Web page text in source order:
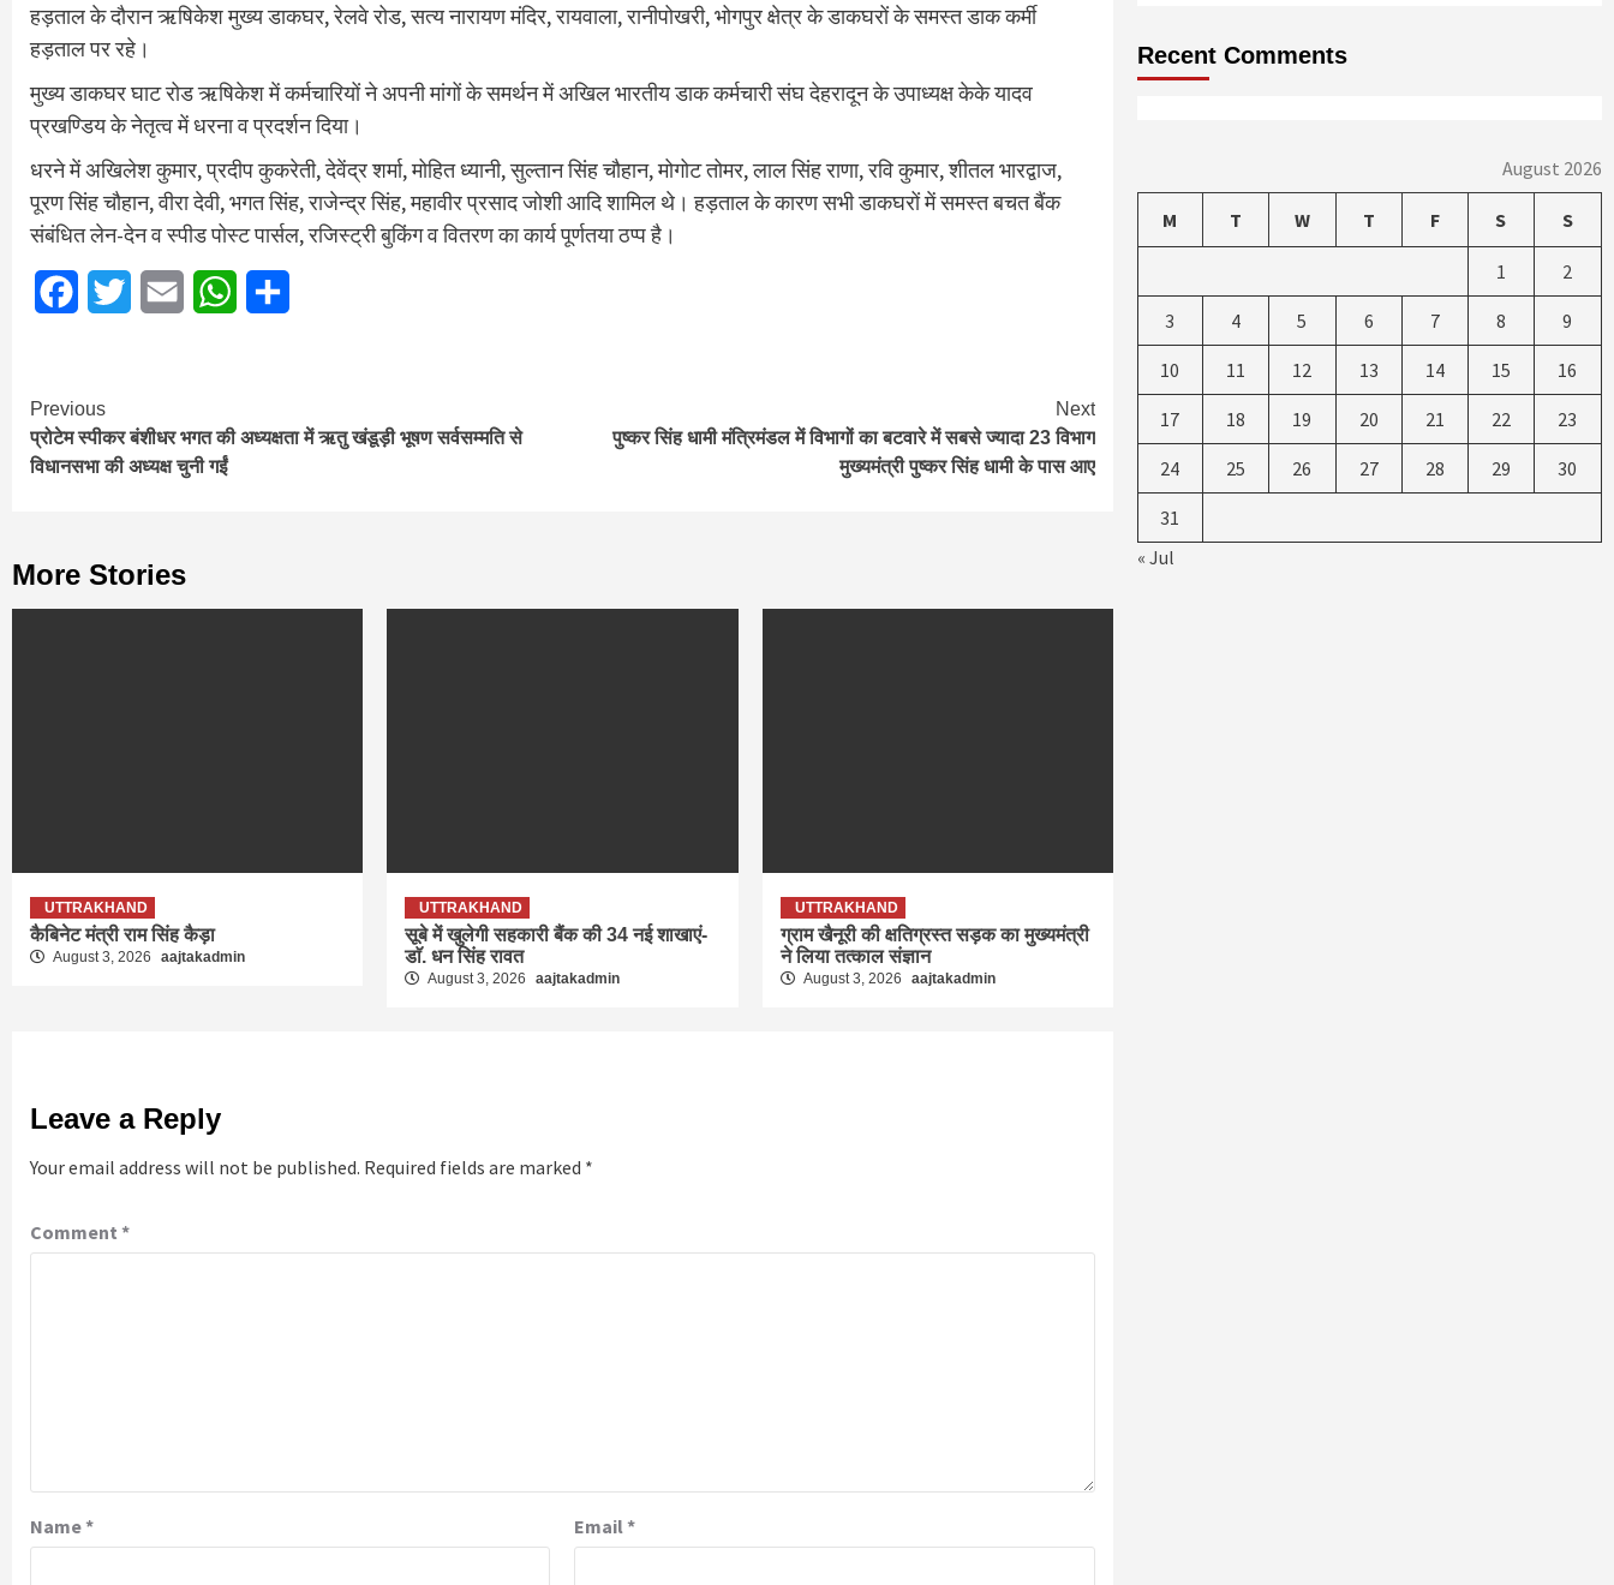
हड़ताल के दौरान ऋषिकेश मुख्य डाकघर, रेलवे रोड, सत्य नारायण मंदिर, रायवाला, रानीपोखरी, भोगपुर क्षेत्र के डाकघरों के समस्त डाक कर्मी
हड़ताल पर रहे।
मुख्य डाकघर घाट रोड ऋषिकेश में कर्मचारियों ने अपनी मांगों के समर्थन में अखिल भारतीय डाक कर्मचारी संघ देहरादून के उपाध्यक्ष केके यादव
प्रखण्डिय के नेतृत्व में धरना व प्रदर्शन दिया।
धरने में अखिलेश कुमार, प्रदीप कुकरेती, देवेंद्र शर्मा, मोहित ध्यानी, सुल्तान सिंह चौहान, मोगोट तोमर, लाल सिंह राणा, रवि कुमार, शीतल भारद्वाज,
पूरण सिंह चौहान, वीरा देवी, भगत सिंह, राजेन्द्र सिंह, महावीर प्रसाद जोशी आदि शामिल थे। हड़ताल के कारण सभी डाकघरों में समस्त बचत बैंक
संबंधित लेन-देन व स्पीड पोस्ट पार्सल, रजिस्ट्री बुकिंग व वितरण का कार्य पूर्णतया ठप्प है।
FacebookTwitter Email WhatsApp
Continue
Reading
Previous
प्रोटेम स्पीकर बंशीधर भगत की अध्यक्षता में ऋतु खंडूड़ी भूषण सर्वसम्मति से
विधानसभा की अध्यक्ष चुनी गईं
Next
पुष्कर सिंह धामी मंत्रिमंडल में विभागों का बटवारे में स‍बसे ज्‍यादा 23 विभाग
मुख्‍यमंत्री पुष्‍कर सिंह धामी के पास आए
More Stories
UTTRAKHAND
कैबिनेट मंत्री राम सिंह कैड़ा
August 3, 2026 aajtakadmin
UTTRAKHAND
सूबे में खुलेगी सहकारी बैंक की 34 नई शाखाएं-
डाॅ. धन सिंह रावत
August 3, 2026 aajtakadmin
UTTRAKHAND
ग्राम खैनूरी की क्षतिग्रस्त सड़क का मुख्यमंत्री
ने लिया तत्काल संज्ञान
August 3, 2026 aajtakadmin
Leave a Reply
Your email address will not be published. Required fields are marked *
Comment *
Name* Email*
Recent Comments
August 2026
M T W T F S S
1 2
3 4 5 6 7 8 9
10 11 12 13 14 15 16
17 18 19 20 21 22 23
24 25 26 27 28 29 30
31
« Jul